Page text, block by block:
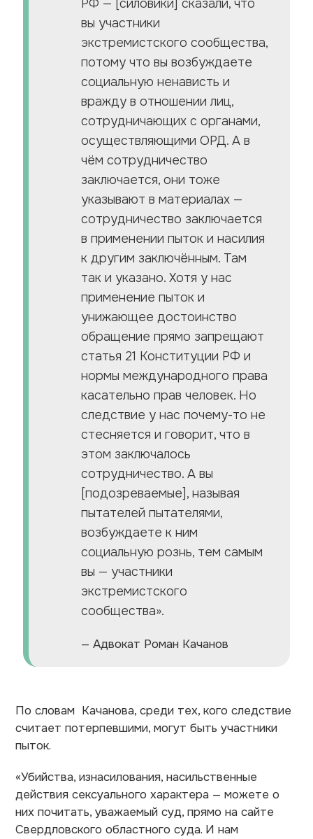
РФ — [силовики] сказали, что
вы участники
экстремистского сообщества,
потому что вы возбуждаете
социальную ненависть и
вражду в отношении лиц,
сотрудничающих с органами,
осуществляющими ОРД. А в
чём сотрудничество
заключается, они тоже
указывают в материалах —
сотрудничество заключается
в применении пыток и насилия
к другим заключённым. Там
так и указано. Хотя у нас
применение пыток и
унижающее достоинство
обращение прямо запрещают
статья 21 Конституции РФ и
нормы международного права
касательно прав человек. Но
следствие у нас почему-то не
стесняется и говорит, что в
этом заключалось
сотрудничество. А вы
[подозреваемые], называя
пытателей пытателями,
возбуждаете к ним
социальную рознь, тем самым
вы — участники
экстремистского
сообщества».
— Адвокат Роман Качанов
По словам Качанова, среди тех, кого следствие
считает потерпевшими, могут быть участники
пыток.
«Убийства, изнасилования, насильственные
действия сексуального характера — можете о
них почитать, уважаемый суд, прямо на сайте
Свердловского областного суда. И нам